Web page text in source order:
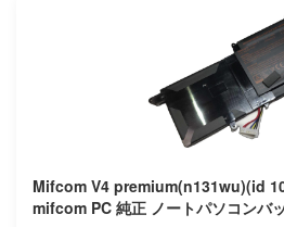
Mifcom V4 premium(n131wu)(id
mifcom PC 純正 ノートパソコ